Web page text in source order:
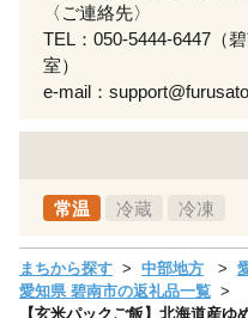
〈ご連絡先〉
TEL：050-5444-6447（
室）
e-mail：
常温 冷蔵 冷凍
まちから探す 中部地方
愛知県 碧南市の返礼品一覧
【玄米パックご飯】北海道産